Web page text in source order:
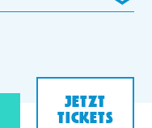
JETZT
TICKETS